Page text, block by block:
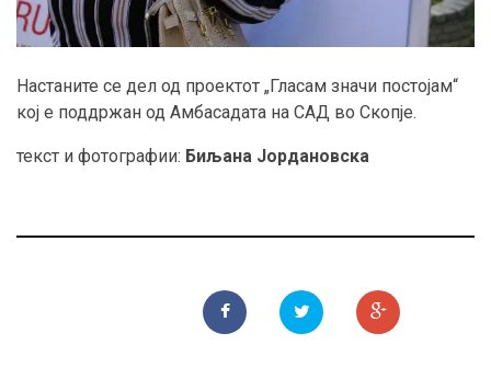
Настаните се дел од проектот „Гласам значи постојам“
кој е поддржан од Амбасадата на САД во Скопје.
текст и фотографии: Биљана Јордановска